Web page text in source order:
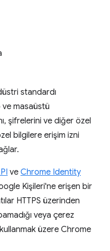
standardı
ve masaüstü
şifrelerini ve diğer özel
bilgilere erişim izni
ve Chrome Identity
Kişileri'ne erişen bir
HTTPS üzerinden
veya çerez
üzere Chrome